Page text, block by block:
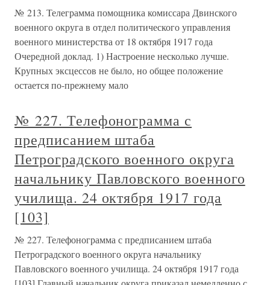
№ 213. Телеграмма помощника комиссара Двинского
военного округа в отдел политического управления
военного министерства от 18 октября 1917 года
Очередной доклад. 1) Настроение несколько лучше.
Крупных эксцессов не было, но общее положение
остается по-прежнему мало
№ 227. Телефонограмма с
предписанием штаба
Петроградского военного округа
начальнику Павловского военного
училища. 24 октября 1917 года
[103]
№ 227. Телефонограмма с предписанием штаба
Петроградского военного округа начальнику
Павловского военного училища. 24 октября 1917 года